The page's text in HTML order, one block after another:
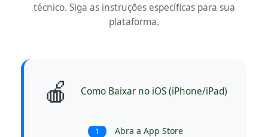
técnico. Siga as instruções específicas para sua
plataforma.
🍎 Como Baixar no iOS (iPhone/iPad)
1
Abra a App Store